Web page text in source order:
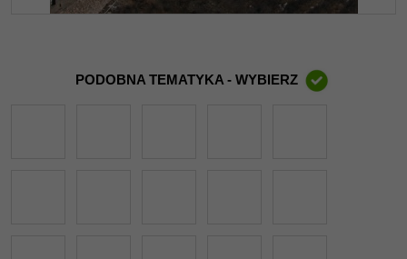
PODOBNA TEMATYKA - WYBIERZ